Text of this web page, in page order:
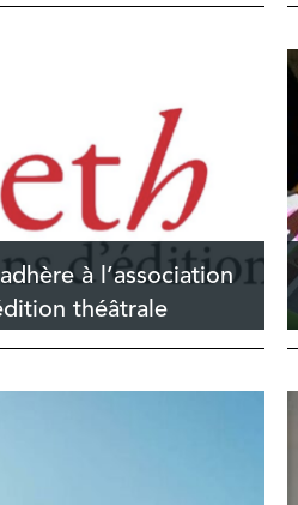
à l’association
théâtrale